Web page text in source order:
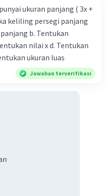
ukuran panjang ( 3x +
keliling persegi panjang
b. Tentukan
nilai x d. Tentukan
ukuran luas
Jawaban terverifikasi